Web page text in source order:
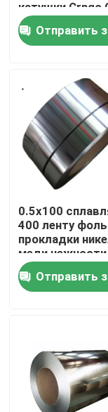
Дома
О Компании
Контакты
Продукция
трубка круга
лист плиты
Катушка
Безшовная
прокладка
катушки Crngo
металлического
стержня
электрической
Отправить
0.5x100
400 ленту
прокладки
меди нежности
металла никеля
Monel 400
Отправить